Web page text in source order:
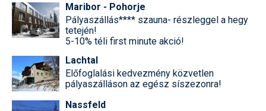
Maribor - Pohorje
Pályaszállás**** szauna- részleggel a hegy
tetején!
5-10% téli first minute akció!
Lachtal
Előfoglalási kedvezmény közvetlen
pályaszálláson az egész síszezonra!
Nassfeld